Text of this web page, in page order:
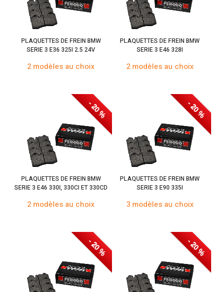
PLAQUETTES DE FREIN BMW
SERIE 3 E36 325I 2.5 24V
2 modèles au choix
PLAQUETTES DE FREIN BMW
SERIE 3 E46 328I
2 modèles au choix
- 20 %
PLAQUETTES DE FREIN BMW
SERIE 3 E46 330I, 330CI ET 330CD
2 modèles au choix
- 20 %
PLAQUETTES DE FREIN BMW
SERIE 3 E90 335I
3 modèles au choix
- 20 % - 20 %